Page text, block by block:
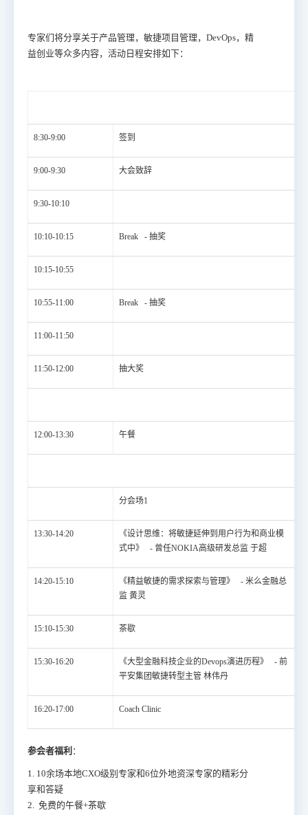
专家们将分享关于产品管理，敏捷项目管理，DevOps，精
益创业等众多内容，活动日程安排如下：
8:30-9:00 签到
9:00-9:30 大会致辞
9:30-10:10
10:10-10:15 Break - 抽奖
10:15-10:55
10:55-11:00 Break - 抽奖
11:00-11:50
11:50-12:00 抽大奖
12:00-13:30 午餐
分会场1
13:30-14:20
《设计思维：将敏捷延伸到用户行为和商业模
式中》 - 曾任NOKIA高级研发总监 于超
14:20-15:10
《精益敏捷的需求探索与管理》 - 米么金融总
监 黄灵
15:10-15:30 茶歇
15:30-16:20
《大型金融科技企业的Devops演进历程》 - 前
平安集团敏捷转型主管 林伟丹
16:20-17:00 Coach Clinic
参会者福利 ：
1. 10余场本地CXO级别专家和6位外地资深专家的精彩分
享和答疑
2. 免费的午餐+茶歇